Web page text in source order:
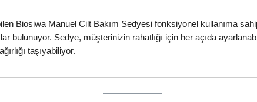
Biosiwa Manuel Cilt Bakım Sedyesi fonksiyonel kullanıma
bulunuyor. Sedye, müşterinizin rahatlığı için her açıda
taşıyabiliyor.